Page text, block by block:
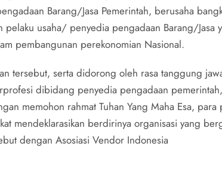
Barang/Jasa Pemerintah, berusaha
pelaku usaha/ penyedia pengadaan Barang/Jasa
pembangunan perekonomian Nasional.
tersebut, serta didorong oleh rasa tanggung
dibidang penyedia pengadaan
memohon rahmat Tuhan Yang Maha Esa,
mendeklarasikan berdirinya organisasi yang
dengan Asosiasi Vendor Indonesia